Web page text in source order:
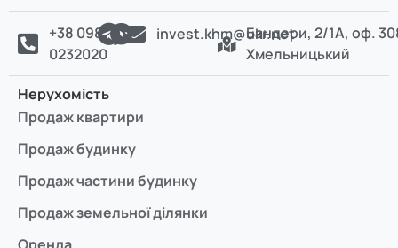
+38 098
0232020
invest.khm@ukr.netБандери, 2/1А, оф.
Хмельницький
Нерухомість
Продаж квартири
Продаж будинку
Продаж частини будинку
Продаж земельної ділянки